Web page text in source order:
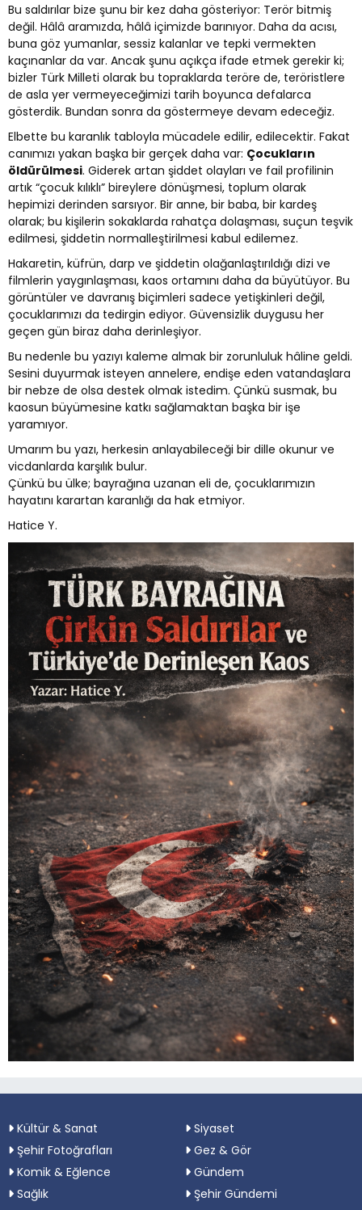
Bu saldırılar bize şunu bir kez daha gösteriyor: Terör bitmiş
değil. Hâlâ aramızda, hâlâ içimizde barınıyor. Daha da acısı,
buna göz yumanlar, sessiz kalanlar ve tepki vermekten
kaçınanlar da var. Ancak şunu açıkça ifade etmek gerekir ki;
bizler Türk Milleti olarak bu topraklarda teröre de, teröristlere
de asla yer vermeyeceğimizi tarih boyunca defalarca
gösterdik. Bundan sonra da göstermeye devam edeceğiz.
Elbette bu karanlık tabloyla mücadele edilir, edilecektir. Fakat
canımızı yakan başka bir gerçek daha var: Çocukların
öldürülmesi. Giderek artan şiddet olayları ve fail profilinin
artık “çocuk kılıklı” bireylere dönüşmesi, toplum olarak
hepimizi derinden sarsıyor. Bir anne, bir baba, bir kardeş
olarak; bu kişilerin sokaklarda rahatça dolaşması, suçun teşvik
edilmesi, şiddetin normalleştirilmesi kabul edilemez.
Hakaretin, küfrün, darp ve şiddetin olağanlaştırıldığı dizi ve
filmlerin yaygınlaşması, kaos ortamını daha da büyütüyor. Bu
görüntüler ve davranış biçimleri sadece yetişkinleri değil,
çocuklarımızı da tedirgin ediyor. Güvensizlik duygusu her
geçen gün biraz daha derinleşiyor.
Bu nedenle bu yazıyı kaleme almak bir zorunluluk hâline geldi.
Sesini duyurmak isteyen annelere, endişe eden vatandaşlara
bir nebze de olsa destek olmak istedim. Çünkü susmak, bu
kaosun büyümesine katkı sağlamaktan başka bir işe
yaramıyor.
Umarım bu yazı, herkesin anlayabileceği bir dille okunur ve
vicdanlarda karşılık bulur.
Çünkü bu ülke; bayrağına uzanan eli de, çocuklarımızın
hayatını karartan karanlığı da hak etmiyor.
Hatice Y.
Kültür & Sanat
Siyaset
Şehir Fotoğrafları
Gez & Gör
Komik & Eğlence
Gündem
Sağlık
Şehir Gündemi